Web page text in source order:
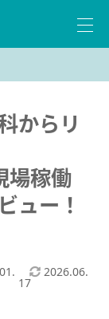
からリ
場稼働
ュー！
2026.06.
17